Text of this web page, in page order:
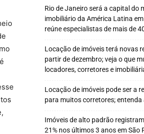
Rio de Janeiro será a capital do
imobiliário da América Latina
reúne especialistas de mais de
Locação de imóveis terá novas
partir de dezembro; veja o que
locadores, corretores e
Locação de imóveis pode ser a
para muitos corretores;
Imóveis de alto padrão
21% nos últimos 3 anos em São